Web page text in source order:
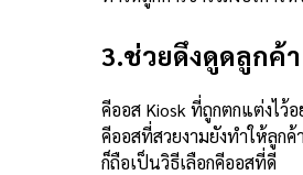
3.ช่วยดึงดูดลูกค้า
คีออส Kiosk ที่ถูกตกแต่งไว้
คีออสที่สวยงามยังทำให้ลูก
ก็ถือเป็นวิธีเลือกคีออสที่ดี